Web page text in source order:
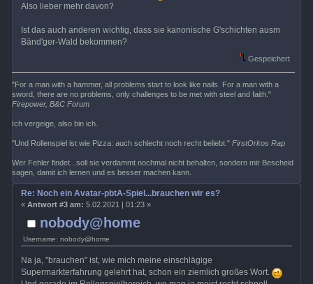
Also lieber mehr davon?
Ist das auch anderen wichtig, dass sie kanonische G'schichten ausm
Bänd'ger-Wald bekommen?
Gespeichert
"For a man with a hammer, all problems start to look like nails. For a man with a
sword, there are no problems, only challenges to be met with steel and faith."
Firepower, B&C Forum
Ich vergeige, also bin ich.
"Und Rollenspiel ist wie Pizza: auch schlecht noch recht beliebt."FirstOrkos Rap
Wer Fehler findet...soll sie verdammt nochmal nicht behalten, sondern mir Bescheid
sagen, damit ich lernen und es besser machen kann.
nobody@home
Username: nobody@home
Re: Noch ein Avatar-pbtA-Spiel...brauchen wir es?
« Antwort #3 am: 5.02.2021 | 01:23 »
Na ja, "brauchen" ist, wie mich meine einschlägige
Supermarkterfahrung gelehrt hat, schon ein ziemlich großes Wort.